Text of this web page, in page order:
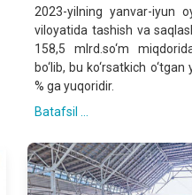
2023-yilning yanvar-iyun
viloyatida tashish va
158,5 mlrd.so‘m
bo‘lib, bu ko‘rsatkich
% ga yuqoridir.
Batafsil ...